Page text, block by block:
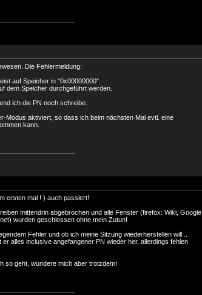
Die Fehlermeldung:
auf Speicher in "0x00000000".
dem Speicher durchgeführt werden.
ich die PN noch schreibe.
Modus aktiviert, so dass ich beim nächsten Mal evtl. eine
kann.
ersten mal ! ) auch passiert!
mittendrin abgebrochen und alle Fenster (firefox: Wiki, Google,
wurden geschlossen ohne mein Zutun!
Fehler und ob ich meine Sitzung wiederherstellen will...
alles inclusive angefangener PN wieder her, allerdings fehlen
so geht, wundere mich aber trotzdem!